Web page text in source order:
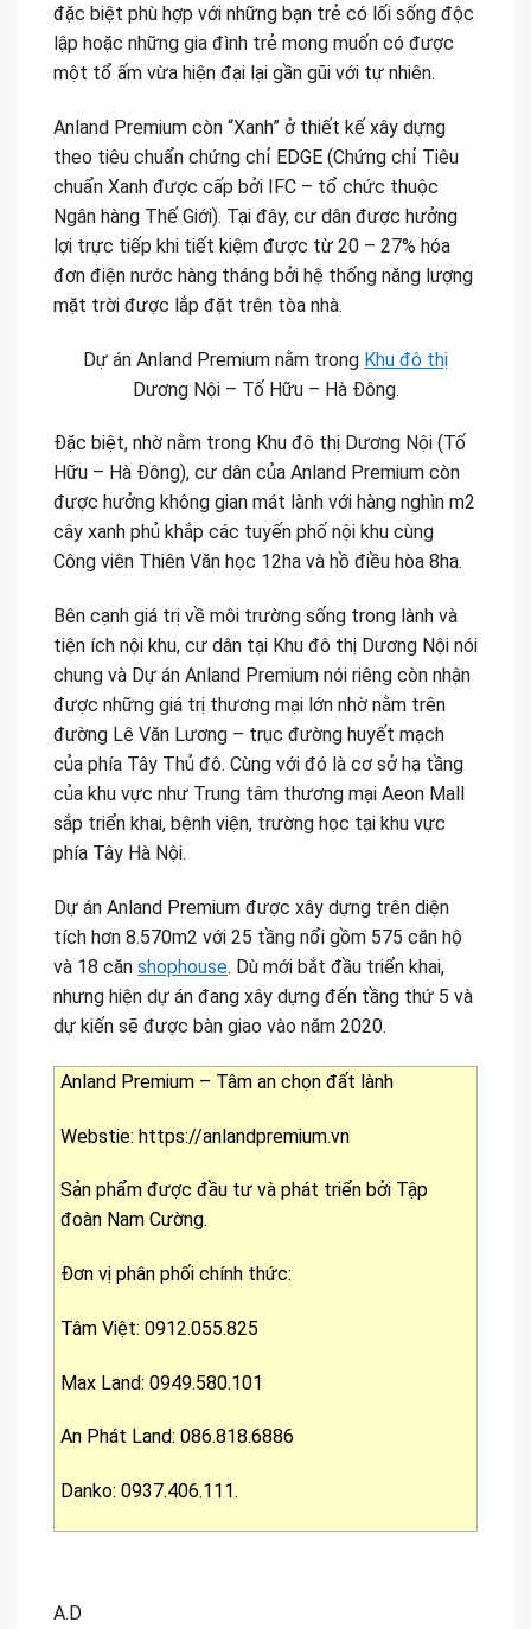
đặc biệt phù hợp với những bạn trẻ có lối sống độc
lập hoặc những gia đình trẻ mong muốn có được
một tổ ấm vừa hiện đại lại gần gũi với tự nhiên.
Anland Premium còn “Xanh” ở thiết kế xây dựng
theo tiêu chuẩn chứng chỉ EDGE (Chứng chỉ Tiêu
chuẩn Xanh được cấp bởi IFC – tổ chức thuộc
Ngân hàng Thế Giới). Tại đây, cư dân được hưởng
lợi trực tiếp khi tiết kiệm được từ 20 – 27% hóa
đơn điện nước hàng tháng bởi hệ thống năng lượng
mặt trời được lắp đặt trên tòa nhà.
Dự án Anland Premium nằm trong Khu đô thị
Dương Nội – Tố Hữu – Hà Đông.
Đặc biệt, nhờ nằm trong Khu đô thị Dương Nội (Tố
Hữu – Hà Đông), cư dân của Anland Premium còn
được hưởng không gian mát lành với hàng nghìn m2
cây xanh phủ khắp các tuyến phố nội khu cùng
Công viên Thiên Văn học 12ha và hồ điều hòa 8ha.
Bên cạnh giá trị về môi trường sống trong lành và
tiện ích nội khu, cư dân tại Khu đô thị Dương Nội nói
chung và Dự án Anland Premium nói riêng còn nhận
được những giá trị thương mại lớn nhờ nằm trên
đường Lê Văn Lương – trục đường huyết mạch
của phía Tây Thủ đô. Cùng với đó là cơ sở hạ tầng
của khu vực như Trung tâm thương mại Aeon Mall
sắp triển khai, bệnh viện, trường học tại khu vực
phía Tây Hà Nội.
Dự án Anland Premium được xây dựng trên diện
tích hơn 8.570m2 với 25 tầng nổi gồm 575 căn hộ
và 18 căn shophouse. Dù mới bắt đầu triển khai,
nhưng hiện dự án đang xây dựng đến tầng thứ 5 và
dự kiến sẽ được bàn giao vào năm 2020.
Anland Premium – Tâm an chọn đất lành
Webstie: https://anlandpremium.vn
Sản phẩm được đầu tư và phát triển bởi Tập
đoàn Nam Cường.
Đơn vị phân phối chính thức:
Tâm Việt: 0912.055.825
Max Land: 0949.580.101
An Phát Land: 086.818.6886
Danko: 0937.406.111.
A.D